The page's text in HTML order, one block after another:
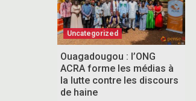
Uncategorized
Ouagadougou : l’ONG
ACRA forme les médias à
la lutte contre les discours
de haine